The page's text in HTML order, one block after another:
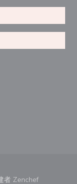
窗口中打开))
((在新窗口中打开))
者 Zenchef((在新窗口